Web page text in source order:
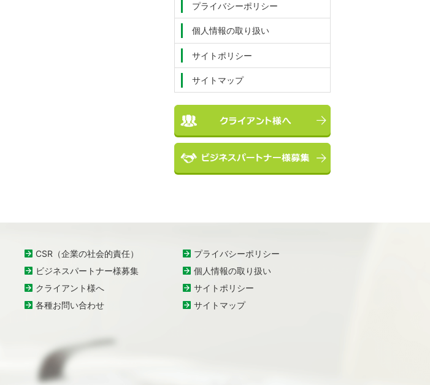
プライバシーポリシー
個人情報の取り扱い
サイトポリシー
サイトマップ
CSR（企業の社会的責任）
ビジネスパートナー様募集
クライアント様へ
各種お問い合わせ
プライバシーポリシー
個人情報の取り扱い
サイトポリシー
サイトマップ